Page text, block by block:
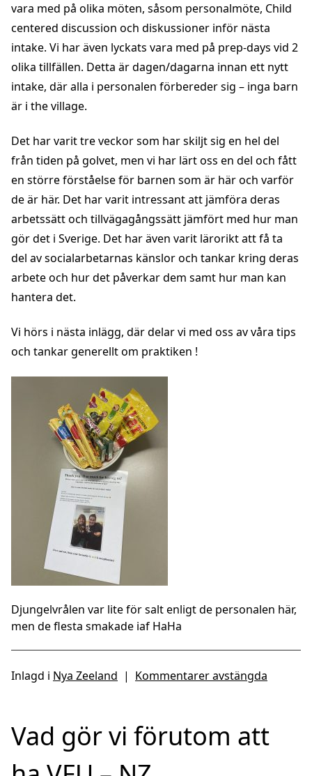
vara med på olika möten, såsom personalmöte, Child
centered discussion och diskussioner inför nästa
intake. Vi har även lyckats vara med på prep-days vid 2
olika tillfällen. Detta är dagen/dagarna innan ett nytt
intake, där alla i personalen förbereder sig – inga barn
är i the village.
Det har varit tre veckor som har skiljt sig en hel del
från tiden på golvet, men vi har lärt oss en del och fått
en större förståelse för barnen som är här och varför
de är här. Det har varit intressant att jämföra deras
arbetssätt och tillvägagångssätt jämfört med hur man
gör det i Sverige. Det har även varit lärorikt att få ta
del av socialarbetarnas känslor och tankar kring deras
arbete och hur det påverkar dem samt hur man kan
hantera det.
Vi hörs i nästa inlägg, där delar vi med oss av våra tips
och tankar generellt om praktiken !
Djungelvrålen var lite för salt enligt de personalen här,
men de flesta smakade iaf HaHa
Inlagd i Nya Zeeland | Kommentarer avstängda
Vad gör vi förutom att